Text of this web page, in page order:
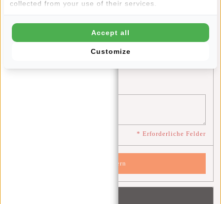
* Erforderliche Felder
Speichern
collected from your use of their services.
Customize
Accept all